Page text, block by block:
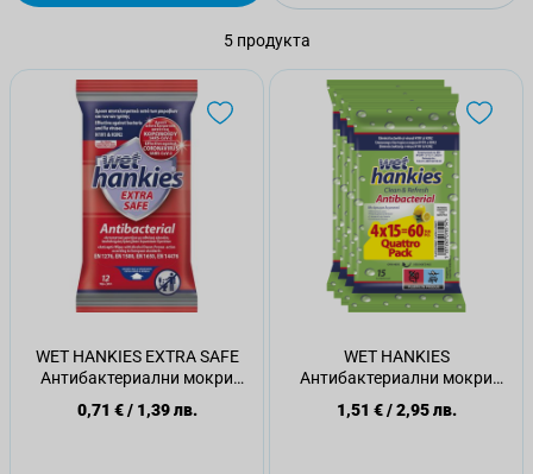
5продукта
WET HANKIES EXTRA SAFE
Антибактериални мокри
кърпи, 12 бр.
0,71 €/ 1,39 лв.
WET HANKIES
Антибактериални мокри
кърпички 15 бр./оп., 2+2 бр
1,51 €/2,95 лв.